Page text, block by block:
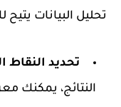
تحليل البيانات يتيح
تحديد النقاط
النتائج، يمكنك